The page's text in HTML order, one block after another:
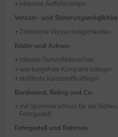
inklusive Auffahrrampe
Verzurr- und
Zahlreiche Verzurrmöglichkeiten
Räder und Achsen
robuste Gummifederachse
wartungsfreie Kompaktradlager
stoßfeste Kunststoffkotflügel
Bordwand, Reling und Co.
mit Spannverschluss für die
Fahrgestell
Fahrgestell und Rahmen